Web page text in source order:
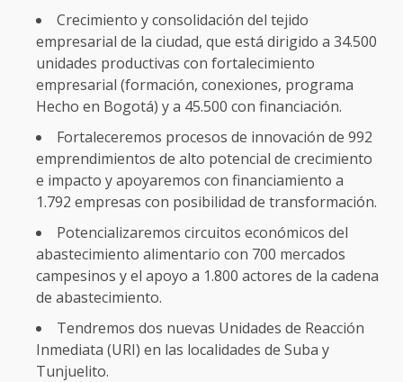
Crecimiento y consolidación del tejido
empresarial de la ciudad, que está dirigido a 34.500
unidades productivas con fortalecimiento
empresarial (formación, conexiones, programa
Hecho en Bogotá) y a 45.500 con financiación.
Fortaleceremos procesos de innovación de 992
emprendimientos de alto potencial de crecimiento
e impacto y apoyaremos con financiamiento a
1.792 empresas con posibilidad de transformación.
Potencializaremos circuitos económicos del
abastecimiento alimentario con 700 mercados
campesinos y el apoyo a 1.800 actores de la cadena
de abastecimiento.
Tendremos dos nuevas Unidades de Reacción
Inmediata (URI) en las localidades de Suba y
Tunjuelito.